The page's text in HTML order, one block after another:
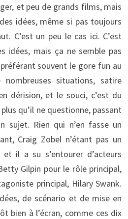
et peu de grands films, mais
idées, même si pas toujours
C’est un peu le cas ici. C’est
idées, mais ça ne semble pas
souvent le gore fun au
situations, satire
dérision, et le souci, c’est du
qu’il ne questionne, passant
sujet. Rien qui n’en fasse un
Craig Zobel n’étant pas un
il a su s’entourer d’acteurs
Gilpin pour le rôle principal,
principal, Hilary Swank.
de scénario et de mise en
bien à l’écran, comme ces dix